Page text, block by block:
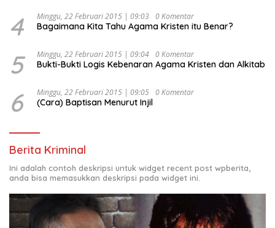
4 Minggu, 22 Februari 2015 | 09:03 0 Komentar
Bagaimana Kita Tahu Agama Kristen itu Benar?
5 Minggu, 22 Februari 2015 | 09:04 0 Komentar
Bukti-Bukti Logis Kebenaran Agama Kristen dan Alkitab
6 Minggu, 22 Februari 2015 | 09:05 0 Komentar
(Cara) Baptisan Menurut Injil
Berita Kriminal
Ini adalah contoh deskripsi untuk widget recent post wpberita,
anda bisa memasukkan deskripsi pada widget ini.